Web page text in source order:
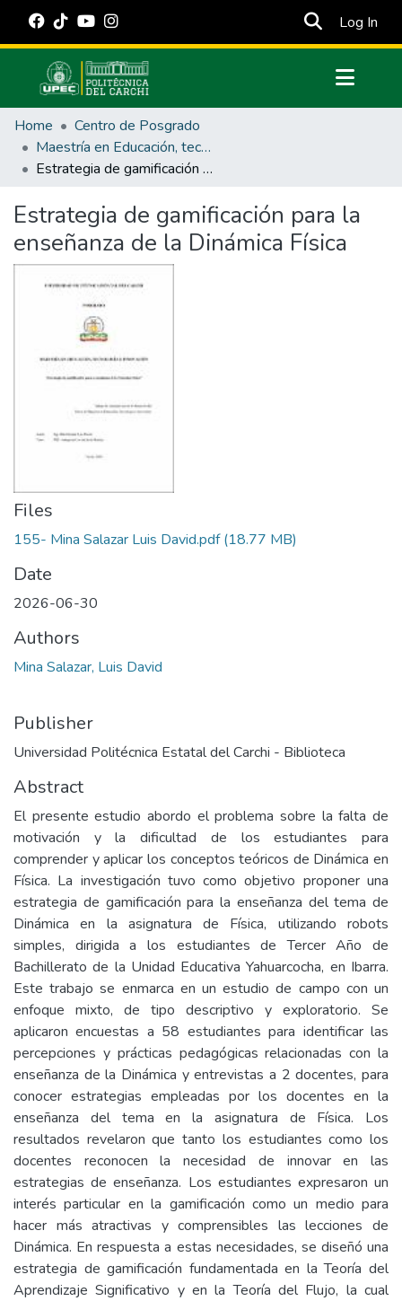
Log In
Communities & Collections
All of DSpace
Statistics
Estadísticas Externas
Manuales
Home
Centro de Posgrado
Maestría en Educación, tecnología e innovación.
Estrategia de gamificación para la enseñanza de la Dinámica Física
Estrategia de gamificación para la
enseñanza de la Dinámica Física
Files
155- Mina Salazar Luis David.pdf(18.77 MB)
Date
2026-06-30
Authors
Mina Salazar, Luis David
Publisher
Universidad Politécnica Estatal del Carchi - Biblioteca
Abstract
El presente estudio abordo el problema sobre la falta de
motivación y la dificultad de los estudiantes para
comprender y aplicar los conceptos teóricos de Dinámica en
Física. La investigación tuvo como objetivo proponer una
estrategia de gamificación para la enseñanza del tema de
Dinámica en la asignatura de Física, utilizando robots
simples, dirigida a los estudiantes de Tercer Año de
Bachillerato de la Unidad Educativa Yahuarcocha, en Ibarra.
Este trabajo se enmarca en un estudio de campo con un
enfoque mixto, de tipo descriptivo y exploratorio. Se
aplicaron encuestas a 58 estudiantes para identificar las
percepciones y prácticas pedagógicas relacionadas con la
enseñanza de la Dinámica y entrevistas a 2 docentes, para
conocer estrategias empleadas por los docentes en la
enseñanza del tema en la asignatura de Física. Los
resultados revelaron que tanto los estudiantes como los
docentes reconocen la necesidad de innovar en las
estrategias de enseñanza. Los estudiantes expresaron un
interés particular en la gamificación como un medio para
hacer más atractivas y comprensibles las lecciones de
Dinámica. En respuesta a estas necesidades, se diseñó una
estrategia de gamificación fundamentada en la Teoría del
Aprendizaje Significativo y en la Teoría del Flujo, la cual